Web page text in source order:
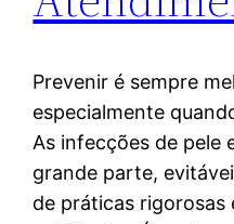
Prevenir é sempre
especialmente
As infecções de pele
grande parte,
de práticas rigorosas